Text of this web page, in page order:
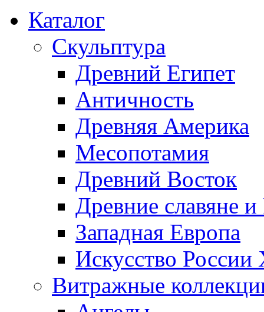
Каталог
Скульптура
Древний Египет
Античность
Древняя Америка
Месопотамия
Древний Восток
Древние славяне и
Западная Европа
Искусство
Витражные